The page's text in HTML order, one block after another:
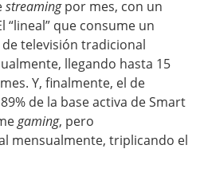
streamingpor mes, con un
“lineal” que consume un
televisión tradicional
llegando hasta 15
Y, finalmente, el de
de la base activa de Smart
gaming, pero
mensualmente, triplicando el